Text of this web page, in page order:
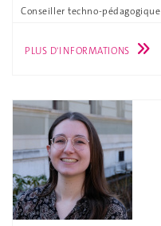
Conseiller techno-pédagogique
PLUS D'INFORMATIONS